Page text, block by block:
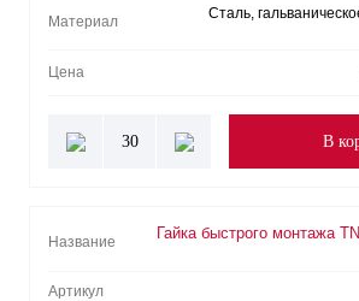
Материал
Сталь,
Цена
30 В
Название
Гайка быстрого монтажа
Артикул